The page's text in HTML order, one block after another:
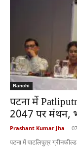
Ranchi
पटना में
2047 पर मंथन,
Prashant Kumar Jha -
पटना में पाटलिपुत्र